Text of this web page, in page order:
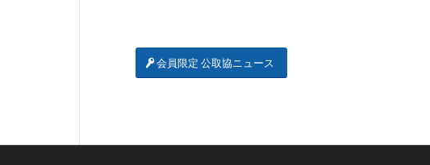
会員限定 公取協ニュース